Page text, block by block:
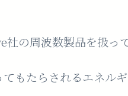
の周波数製品を扱って
もたらされるエネルギ